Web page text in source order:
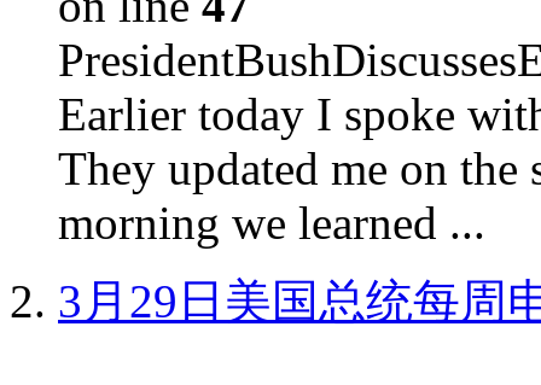
Earlier today I spoke
They updated me on the
morning we learned ...
3月29日美国总统每周